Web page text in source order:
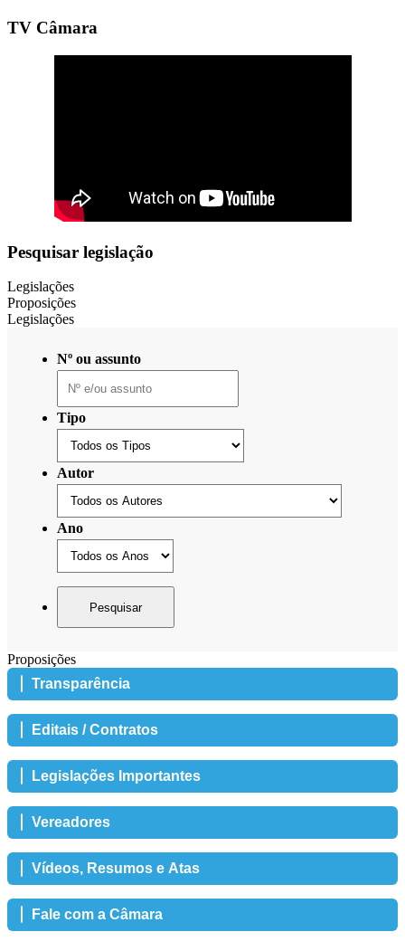
TV Câmara
Pesquisar legislação
Legislações
Proposições
Legislações
Nº ou assunto
Tipo
Autor
Ano
Proposições
Transparência
Editais / Contratos
Legislações Importantes
Vereadores
Vídeos, Resumos e Atas
Fale com a Câmara